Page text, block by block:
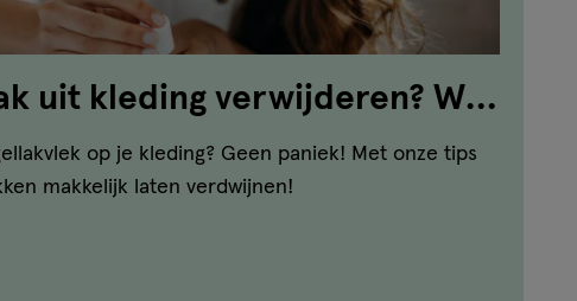
uit kleding verwijderen? Wij
op je kleding? Geen paniek! Met onze tips
makkelijk laten verdwijnen!